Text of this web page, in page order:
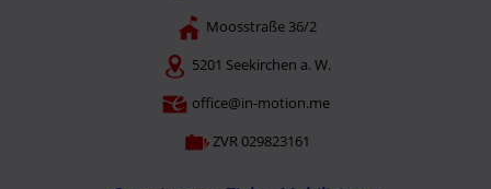
Moosstraße 36/2
5201 Seekirchen a. W.
office@in-motion.me
ZVR 029823161